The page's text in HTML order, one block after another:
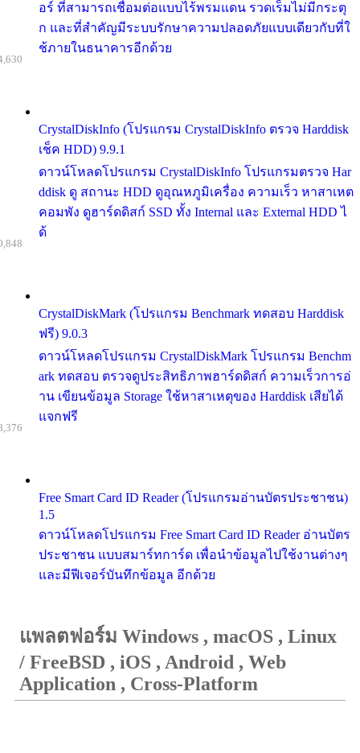
อร์ ที่สามารถเชื่อมต่อแบบไร้พรมแดน รวดเร็มไม่มีกระตุ
ก และที่สำคัญมีระบบรักษาความปลอดภัยแบบเดียวกับที่ใ
ช้ภายในธนาคารอีกด้วย
CrystalDiskInfo (โปรแกรม CrystalDiskInfo ตรวจ Harddisk
เช็ค HDD) 9.9.1
ดาวน์โหลดโปรแกรม CrystalDiskInfo โปรแกรมตรวจ Har
ddisk ดู สถานะ HDD ดูอุณหภูมิเครื่อง ความเร็ว หาสาเหต
คอมพัง ดูฮาร์ดดิสก์ SSD ทั้ง Internal และ External HDD ไ
ด้
CrystalDiskMark (โปรแกรม Benchmark ทดสอบ Harddisk
ฟรี) 9.0.3
ดาวน์โหลดโปรแกรม CrystalDiskMark โปรแกรม Benchm
ark ทดสอบ ตรวจดูประสิทธิภาพฮาร์ดดิสก์ ความเร็วการอ่
าน เขียนข้อมูล Storage ใช้หาสาเหตุของ Harddisk เสียได้
แจกฟรี
Free Smart Card ID Reader (โปรแกรมอ่านบัตรประชาชน)
1.5
ดาวน์โหลดโปรแกรม Free Smart Card ID Reader อ่านบัตร
ประชาชน แบบสมาร์ทการ์ด เพื่อนำข้อมูลไปใช้งานต่างๆ
และมีฟีเจอร์บันทึกข้อมูล อีกด้วย
แพลตฟอร์ม Windows , macOS , Linux
/ FreeBSD , iOS , Android , Web
Application , Cross-Platform